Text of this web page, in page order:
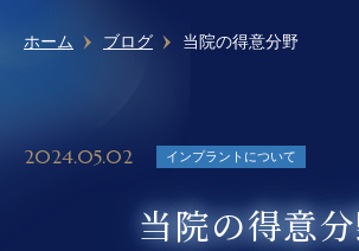
ホーム ブログ 当院の得意分野
2024.05.02 インプラントについて
当院の得意